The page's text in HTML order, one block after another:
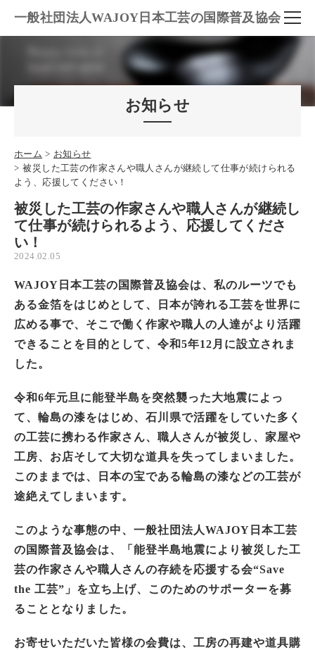
一般社団法人WAJOY日本工芸の国際普及協会
お知らせ
ホーム
お知らせ
被災した工芸の作家さんや職人さんが継続して仕事が続けられる
よう、応援してください！
被災した工芸の作家さんや職人さんが継続し
て仕事が続けられるよう、応援してくださ
い！
2024.02.05
WAJOY 日本工芸の国際普及協会は、私のルーツでも
ある金箔をはじめとして、日本が誇れる工芸を世界に
広める事で、そこで働く作家や職人の人達がより活躍
できることを目的として、令和5年12月に設立されま
した。
令和6年元旦に能登半島を突然襲った大地震によっ
て、輪島の漆をはじめ、石川県で活躍をしていた多く
の工芸に携わる作家さん、職人さんが被災し、家屋や
工房、お店そして大切な道具を失ってしまいました。
このままでは、日本の宝である輪島の漆などの工芸が
途絶えてしまいます。
このような事態の中、一般社団法人WAJOY日本工芸
の国際普及協会は、「能登半島地震により被災した工
芸の作家さんや職人さんの存続を応援する会“Save
the 工芸”」を立ち上げ、このためのサポーターを募
ることとなりました。
お寄せいただいた皆様の会費は、工房の再建や道具購